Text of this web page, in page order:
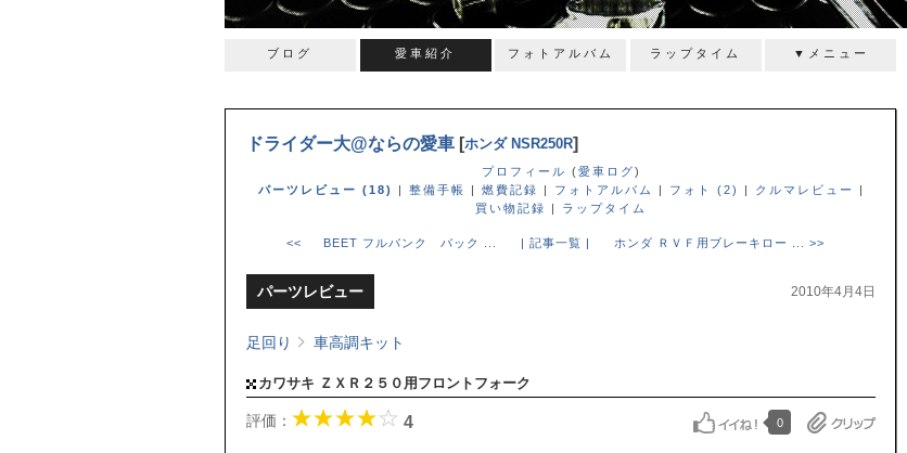
ブログ 愛車紹介 フォトアルバム ラップタイム ▼メニュー
ドライダー大@ならの愛車 [ホンダ NSR250R]
プロフィール (愛車ログ)
パーツレビュー (18)
| 整備手帳 | 燃費記録 | フォトアルバム | フォト (2) | クルマレビュー
|
買い物記録
| ラップタイム
<< BEET フルバンク バック ... | 記事一覧 | ホンダ ＲＶＦ用ブレーキロー ... >>
パーツレビュー 2010年4月4日
足回り 車高調キット
カワサキ ＺＸＲ２５０用フロントフォーク
評価： 4 0